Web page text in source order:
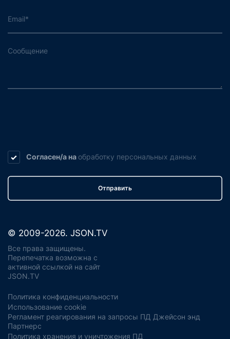
Согласен/а на обработку персональных данных
Отправить
© 2009-2026. JSON.TV
Все права защищены.
Перепечатка возможна с
активной ссылкой на сайт
JSON.TV
Политика конфиденциальности
Использование cookie
Регламент реагирования на запросы ПД Джейсон энд
Партнерс
Политика хранения и уничтожения ПД